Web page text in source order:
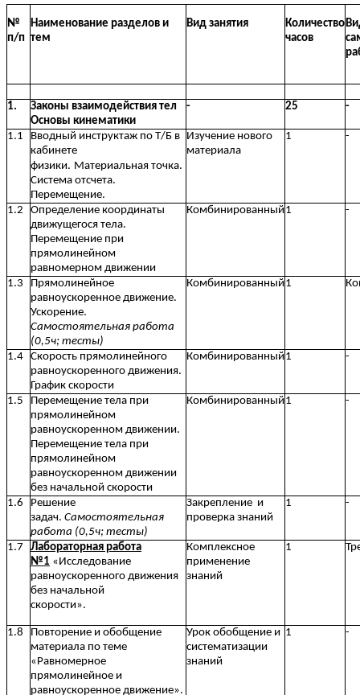
№
п/п
Наименование разделов и
тем
Вид занятия
Количество
часов
1.
Законы взаимодействия тел
Основы кинематики
- 25 -
1.1
Вводный инструктаж по Т/Б в
кабинете
физики. Материальная точка.
Система отсчета.
Перемещение.
Изучение нового
материала
1 -
1.2
Определение координаты
движущегося тела.
Перемещение при
прямолинейном
равномерном движении
Комбинированный1 -
1.3
Прямолинейное
равноускоренное движение.
Ускорение.
Самостоятельная работа
(0,5ч; тесты)
Комбинированный1
1.4 Скорость прямолинейного
равноускоренного движения.
График скорости
Комбинированный1 -
1.5
Перемещение тела при
прямолинейном
равноускоренном движении.
Перемещение тела при
прямолинейном
равноускоренном движении
без начальной скорости
Комбинированный1 -
1.6
Решение
задач. Самостоятельная
работа (0,5ч; тесты)
Закрепление и
проверка знаний
1 -
1.7
Лабораторная работа
№1 «Исследование
равноускоренного движения
без начальной
скорости».
Комплексное
применение
знаний
1
1.8
Повторение и обобщение
материала по теме
«Равномерное
прямолинейное и
равноускоренное движение».
Урок обобщение и
систематизации
знаний
1 -